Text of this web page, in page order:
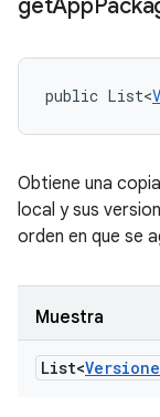
getApp
public List<
Obtiene una
local y sus
orden en que se
Muestra
List<